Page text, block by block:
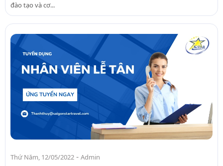
đào tạo và cơ...
Thứ Năm, 12/05/2022 - Admin